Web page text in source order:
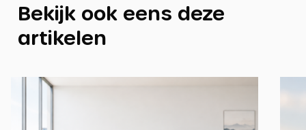
Bekijk ook eens deze
artikelen